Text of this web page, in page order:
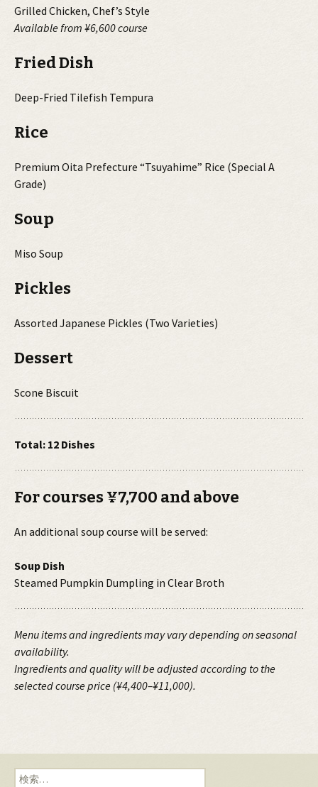
Grilled Chicken, Chef’s Style
Available from ¥6,600 course
Fried Dish
Deep-Fried Tilefish Tempura
Rice
Premium Oita Prefecture “Tsuyahime” Rice (Special A
Grade)
Soup
Miso Soup
Pickles
Assorted Japanese Pickles (Two Varieties)
Dessert
Scone Biscuit
Total: 12 Dishes
For courses ¥7,700 and above
An additional soup course will be served:
Soup Dish
Steamed Pumpkin Dumpling in Clear Broth
Menu items and ingredients may vary depending on seasonal
availability.
Ingredients and quality will be adjusted according to the
selected course price (¥4,400–¥11,000).
検